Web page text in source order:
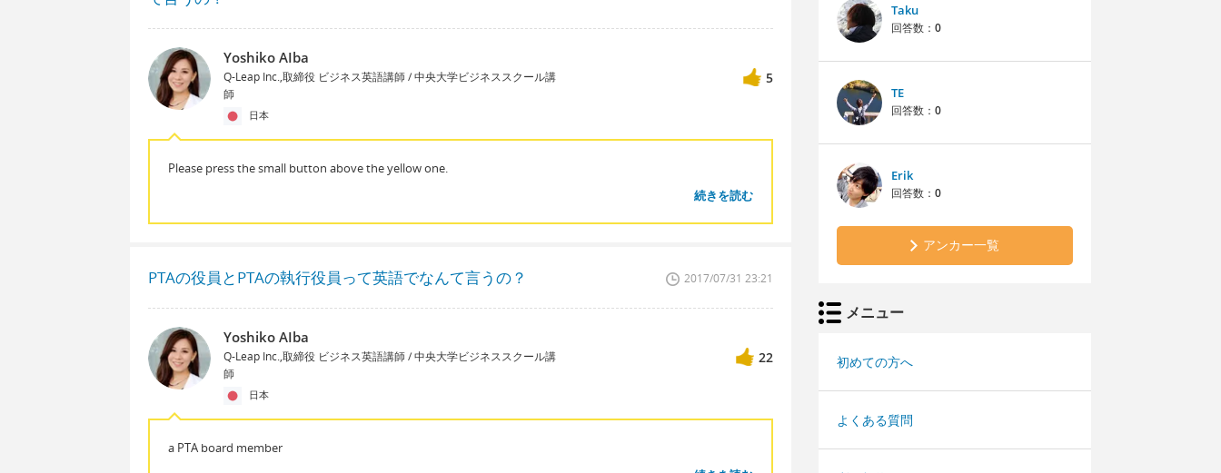
Yoshiko AIba
Q-Leap Inc.,取締役 ビジネス英語講師 / 中央大学ビジネススクール講
師
日本
5
Please press the small button above the yellow one.
続きを読む
PTAの役員とPTAの執行役員って英語でなんて言うの？ 2017/07/31 23:21
Yoshiko AIba
Q-Leap Inc.,取締役 ビジネス英語講師 / 中央大学ビジネススクール講
師
日本
22
a PTA board member
Taku
回答数： 0
TE
回答数： 0
Erik
回答数： 0
アンカー一覧
メニュー
初めての方へ
よくある質問